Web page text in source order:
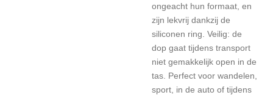
ongeacht hun formaat, en
zijn lekvrij dankzij de
siliconen ring. Veilig: de
dop gaat tijdens transport
niet gemakkelijk open in de
tas. Perfect voor wandelen,
sport, in de auto of tijdens